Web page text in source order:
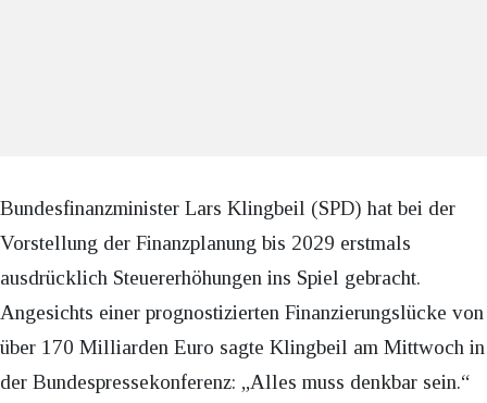
Bundesfinanzminister Lars Klingbeil (SPD) hat bei der
Vorstellung der Finanzplanung bis 2029 erstmals
ausdrücklich Steuererhöhungen ins Spiel gebracht.
Angesichts einer prognostizierten Finanzierungslücke von
über 170 Milliarden Euro sagte Klingbeil am Mittwoch in
der Bundespressekonferenz: „Alles muss denkbar sein.“